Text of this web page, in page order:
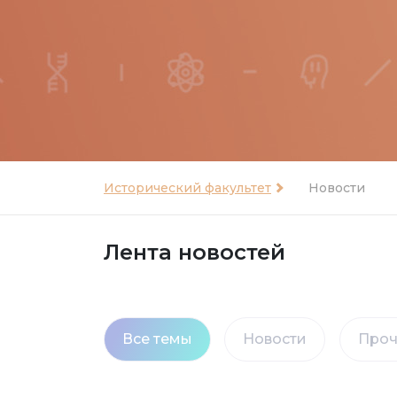
Исторический факультет Новости
Лента новостей
Все темы Новости